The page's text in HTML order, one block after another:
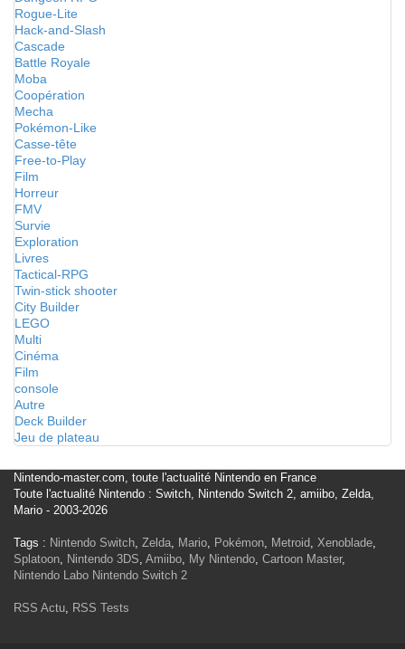
Rogue-Lite
Hack-and-Slash
Cascade
Battle Royale
Moba
Coopération
Mecha
Pokémon-Like
Casse-tête
Free-to-Play
Film
Horreur
FMV
Survie
Exploration
Livres
Tactical-RPG
Twin-stick shooter
City Builder
LEGO
Multi
Cinéma
Film
console
Autre
Deck Builder
Jeu de plateau
Nintendo-master.com, toute l'actualité Nintendo en France
Toute l'actualité Nintendo : Switch, Nintendo Switch 2, amiibo, Zelda,
Mario - 2003-2026
Tags : Nintendo Switch, Zelda, Mario, Pokémon, Metroid, Xenoblade,
Splatoon, Nintendo 3DS, Amiibo, My Nintendo, Cartoon Master,
Nintendo Labo Nintendo Switch 2
RSS Actu, RSS Tests